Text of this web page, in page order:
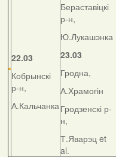
22.03
Кобрынскі
р-н,
А.Кальчанка
Бераставіцкі
р-н,
Ю.Лукашэнка
23.03
Гродна,
А.Храмогін
Гродзенскі р-
н,
Т.Яварэц et
al.